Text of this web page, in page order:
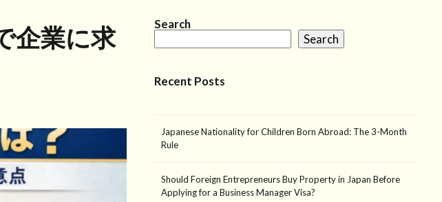
企業に求
Search
Search
Recent Posts
Japanese Nationality for Children Born Abroad: The 3-Month
Rule
Should Foreign Entrepreneurs Buy Property in Japan Before
Applying for a Business Manager Visa?